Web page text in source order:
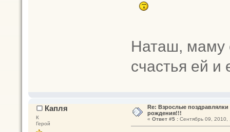
Наташ, маму
счастья ей
Капля
К
Герой
Re: Взрослые
рождения!!!
« Ответ #5 :Сентябрь 09, 2010,